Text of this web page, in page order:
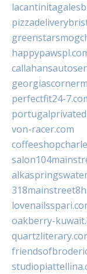
perfectfit24-
von-racer.com
oakberry-